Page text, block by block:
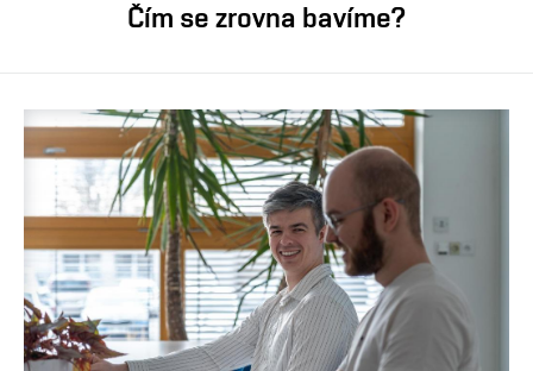
Čím se zrovna bavíme?